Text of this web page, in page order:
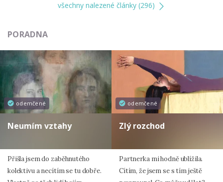
všechny nalezené články (296)
PORADNA
odemčené
Neumím vztahy
Přišla jsem do zaběhnutého
kolektivu a necítím se tu dobře.
odemčené
Zlý rozchod
Partnerka mi hodně ublížila.
Cítím, že jsem se s tím ještě